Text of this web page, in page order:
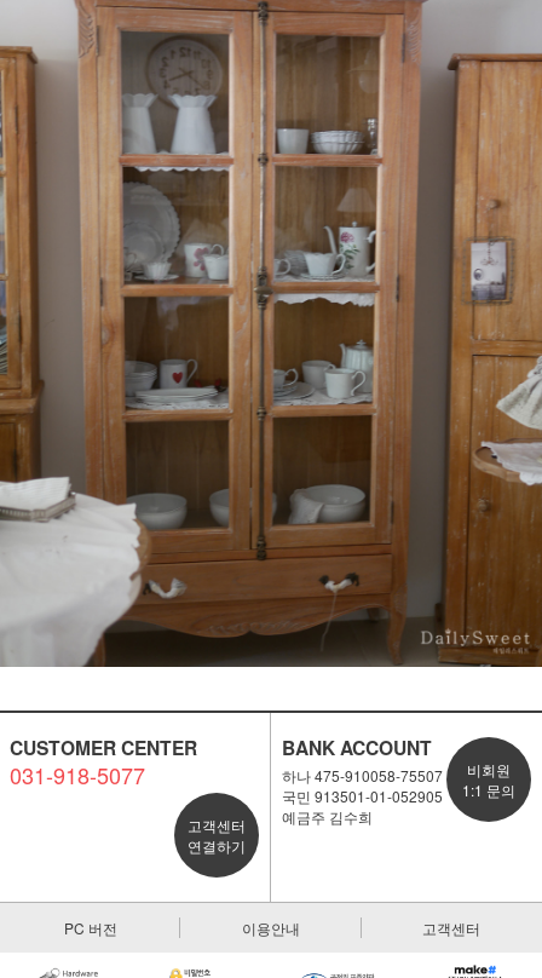
CUSTOMER CENTER
031-918-5077
고객센터
연결하기
BANK ACCOUNT
하나 475-910058-75507
국민 913501-01-052905
예금주 김수희
비회원
1:1 문의
PC 버전 이용안내 고객센터